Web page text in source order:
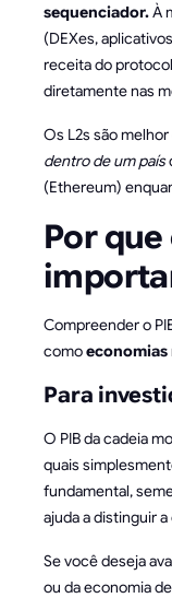
sequenciador.À
(DEXes,
receita do
diretamente nas
Os L2s são melhor
dentro de um país
(Ethereum)
Por que
Compreender o
comoeconomias
Para
O PIB da cadeia
quais
fundamental,
ajuda a distinguir
Se você deseja
ou da economia